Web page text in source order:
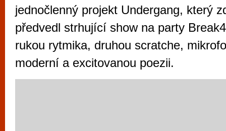
jednočlenný projekt Undergang, který
předvedl strhující show na party
rukou rytmika, druhou scratche,
moderní a excitovanou poezii.
vyzkoušet různé kasinové hry. V
metropoli naleznete širokou nabídku her
po moderní automaty jak pro pravidelné
příležitostné hráče. V...